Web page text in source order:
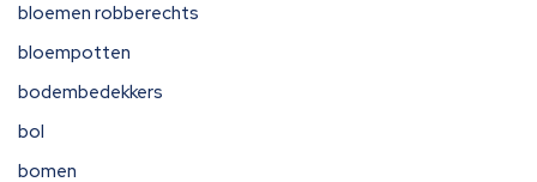
bloemen robberechts
bloempotten
bodembedekkers
bol
bomen